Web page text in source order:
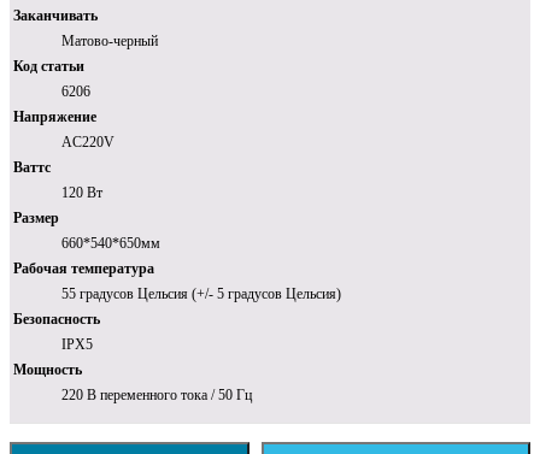
Заканчивать
Матово-черный
Код статьи
6206
Напряжение
AC220V
Ваттс
120 Вт
Размер
660*540*650мм
Рабочая температура
55 градусов Цельсия (+/- 5 градусов Цельсия)
Безопасность
IPX5
Мощность
220 В переменного тока / 50 Гц